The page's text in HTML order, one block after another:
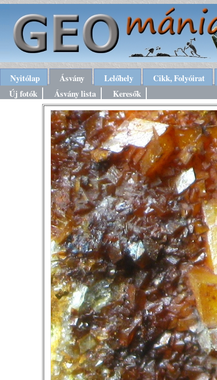
Nyitólap Ásvány Lelőhely
Cikk, Folyóirat
Új fotók
Ásvány lista Keresők